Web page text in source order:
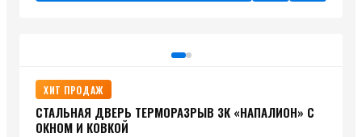
ХИТ ПРОДАЖ
СТАЛЬНАЯ ДВЕРЬ ТЕРМОРАЗРЫВ 3К «НАПАЛИОН» С
ОКНОМ И КОВКОЙ